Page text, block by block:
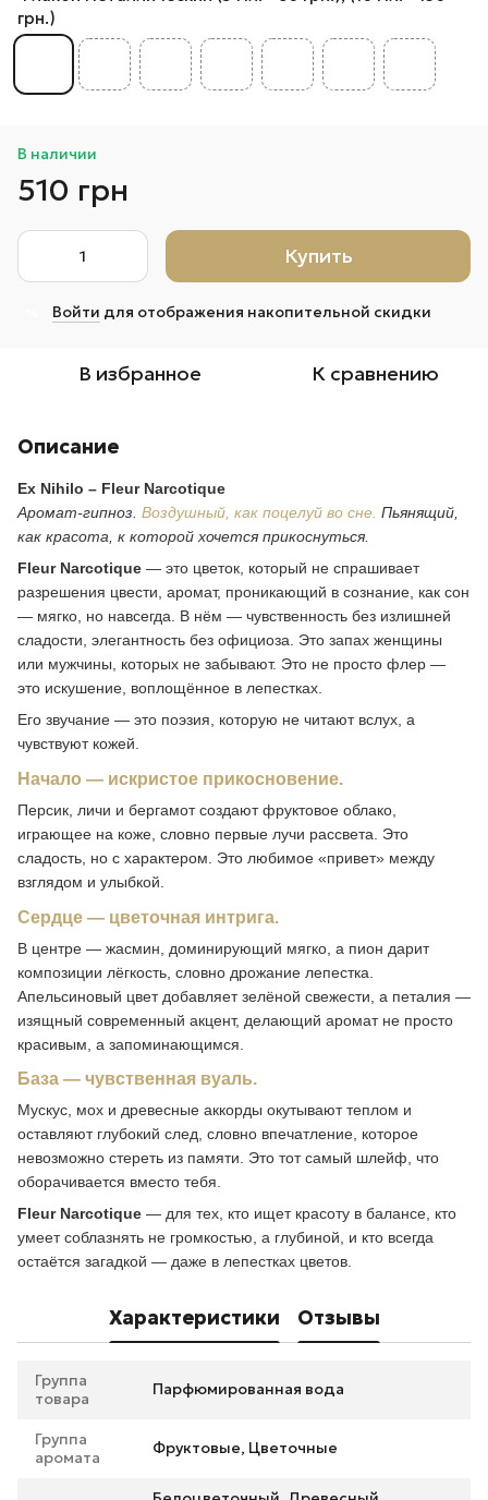
грн.)
В наличии
510 грн
Купить
Войти для отображения накопительной скидки
В избранное К сравнению
Описание
Ex Nihilo – Fleur Narcotique
Аромат-гипноз. Воздушный, как поцелуй во сне. Пьянящий,
как красота, к которой хочется прикоснуться.
Fleur Narcotique — это цветок, который не спрашивает
разрешения цвести, аромат, проникающий в сознание, как сон
— мягко, но навсегда. В нём — чувственность без излишней
сладости, элегантность без официоза. Это запах женщины
или мужчины, которых не забывают. Это не просто флер —
это искушение, воплощённое в лепестках.
Его звучание — это поэзия, которую не читают вслух, а
чувствуют кожей.
Начало — искристое прикосновение.
Персик, личи и бергамот создают фруктовое облако,
играющее на коже, словно первые лучи рассвета. Это
сладость, но с характером. Это любимое «привет» между
взглядом и улыбкой.
Сердце — цветочная интрига.
В центре — жасмин, доминирующий мягко, а пион дарит
композиции лёгкость, словно дрожание лепестка.
Апельсиновый цвет добавляет зелёной свежести, а петалия —
изящный современный акцент, делающий аромат не просто
красивым, а запоминающимся.
База — чувственная вуаль.
Мускус, мох и древесные аккорды окутывают теплом и
оставляют глубокий след, словно впечатление, которое
невозможно стереть из памяти. Это тот самый шлейф, что
оборачивается вместо тебя.
Fleur Narcotique — для тех, кто ищет красоту в балансе, кто
умеет соблазнять не громкостью, а глубиной, и кто всегда
остаётся загадкой — даже в лепестках цветов.
Характеристики Отзывы
Группа
товара
Парфюмированная вода
Группа
аромата
Фруктовые, Цветочные